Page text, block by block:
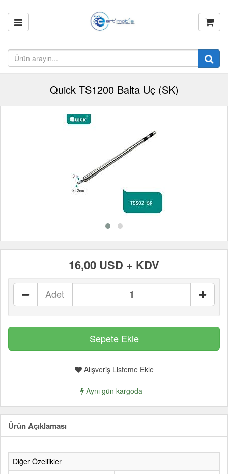
Quick TS1200 Balta Uç (SK)
16,00 USD + KDV
Adet
Alışveriş Listeme Ekle
Aynı gün kargoda
Ürün Açıklaması
Diğer Özellikler